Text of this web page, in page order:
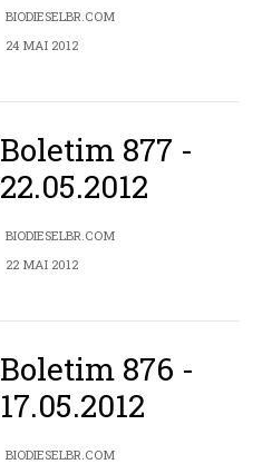
BIODIESELBR.COM
24 MAI 2012
Boletim 877 -
22.05.2012
BIODIESELBR.COM
22 MAI 2012
Boletim 876 -
17.05.2012
BIODIESELBR.COM